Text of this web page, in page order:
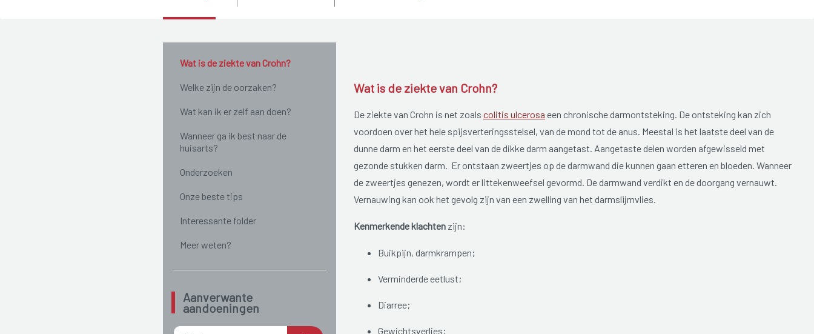
Wat is de ziekte van Crohn?
Welke zijn de oorzaken?
Wat kan ik er zelf aan doen?
Wanneer ga ik best naar de
huisarts?
Onderzoeken
Onze beste tips
Interessante folder
Meer weten?
Aanverwante
aandoeningen
Wat is de ziekte van Crohn?
De ziekte van Crohn is net zoals colitis ulcerosa een chronische darmontsteking. De ontsteking kan zich
voordoen over het hele spijsverteringsstelsel, van de mond tot de anus. Meestal is het laatste deel van de
dunne darm en het eerste deel van de dikke darm aangetast. Aangetaste delen worden afgewisseld met
gezonde stukken darm. Er ontstaan zweertjes op de darmwand die kunnen gaan etteren en bloeden. Wanneer
de zweertjes genezen, wordt er littekenweefsel gevormd. De darmwand verdikt en de doorgang vernauwt.
Vernauwing kan ook het gevolg zijn van een zwelling van het darmslijmvlies.
Kenmerkende klachtenzijn:
Buikpijn, darmkrampen;
Verminderde eetlust;
Diarree;
Gewichtsverlies;